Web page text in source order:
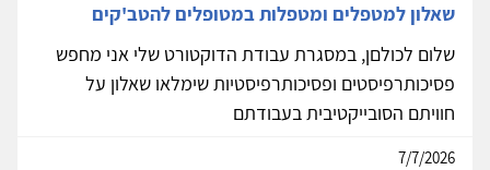
שאלון למטפלים ומטפלות במטופלים להטב'קים
שלום לכולםן, במסגרת עבודת הדוקטורט שלי אני מחפש
פסיכותרפיסטים ופסיכותרפיסטיות שימלאו שאלון על
חוויתם הסובייקטיבית בעבודתם
7/7/2026